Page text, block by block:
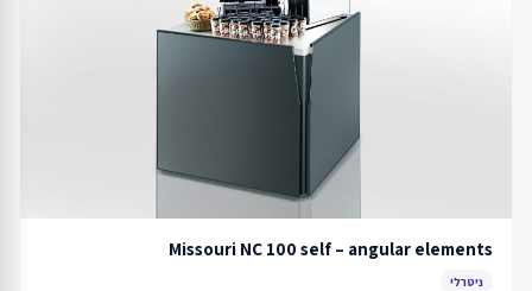
Missouri NC 100 self – angular elements
ניטרלי